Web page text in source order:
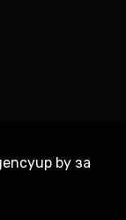
by за